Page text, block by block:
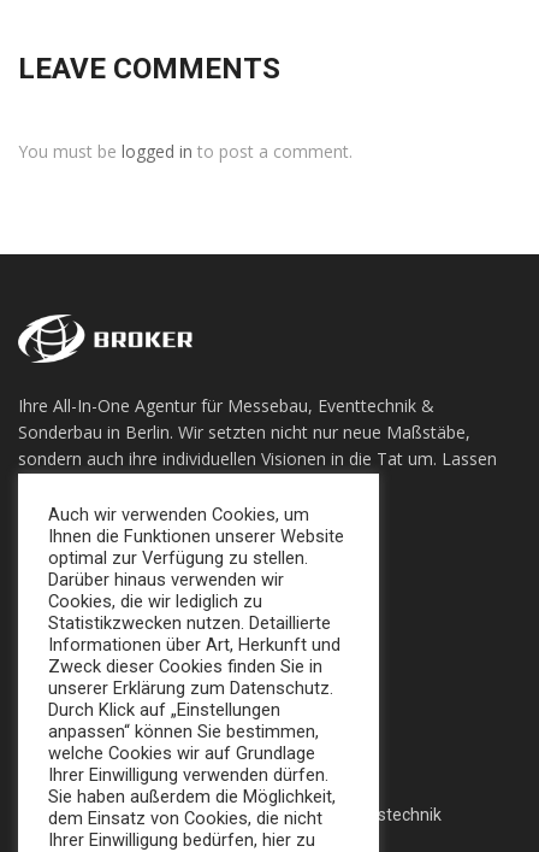
LEAVE COMMENTS
You must be logged in to post a comment.
Ihre All-In-One Agentur für Messebau, Eventtechnik &
Sonderbau in Berlin. Wir setzten nicht nur neue Maßstäbe,
sondern auch ihre individuellen Visionen in die Tat um. Lassen
+49 (0) 30 924 0 95 97
Apollofalterallee 98, 12683 Berlin
info@broker-gmbh.de
INFORMATIONEN
Impressum
Datenschutz
AGB
MENÜ
Home
Messe
Veranstaltungstechnik
Auch wir verwenden Cookies, um
Ihnen die Funktionen unserer Website
optimal zur Verfügung zu stellen.
Darüber hinaus verwenden wir
Cookies, die wir lediglich zu
Statistikzwecken nutzen. Detaillierte
Informationen über Art, Herkunft und
Zweck dieser Cookies finden Sie in
unserer Erklärung zum Datenschutz.
Durch Klick auf „Einstellungen
anpassen“ können Sie bestimmen,
welche Cookies wir auf Grundlage
Ihrer Einwilligung verwenden dürfen.
Sie haben außerdem die Möglichkeit,
dem Einsatz von Cookies, die nicht
Ihrer Einwilligung bedürfen, hier zu